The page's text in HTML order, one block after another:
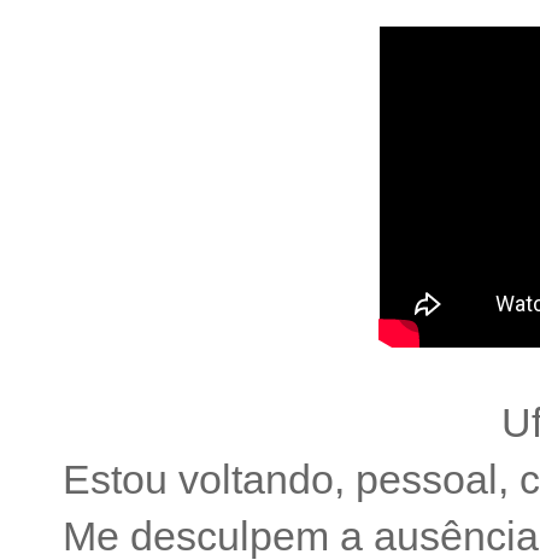
Estou voltando, pessoal,
Me desculpem a